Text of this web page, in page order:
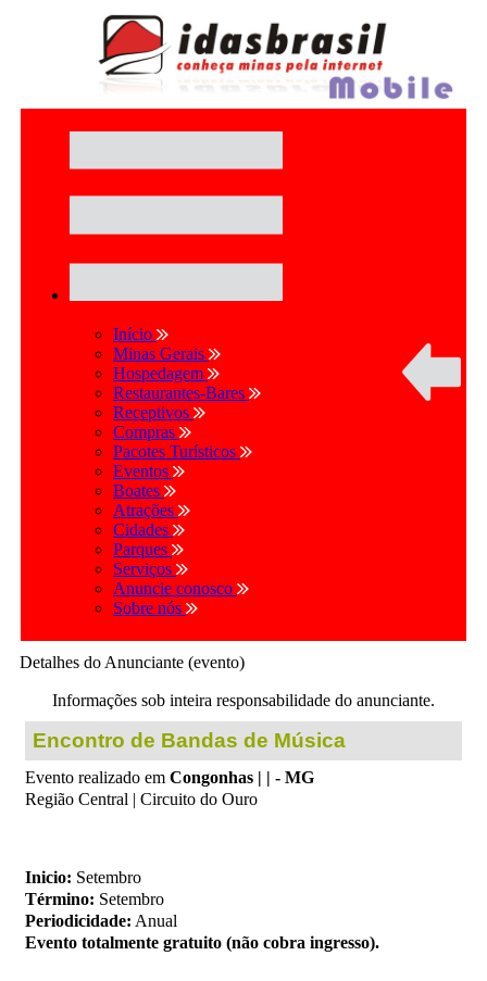
Início
Minas Gerais
Hospedagem
Restaurantes-Bares
Receptivos
Compras
Pacotes Turísticos
Eventos
Boates
Atrações
Cidades
Parques
Serviços
Anuncie conosco
Sobre nós
Detalhes do Anunciante (evento)
Informações sob inteira responsabilidade do anunciante.
Encontro de Bandas de Música
Evento realizado em Congonhas | | - MG
Região Central | Circuito do Ouro
Inicio: Setembro
Término: Setembro
Periodicidade: Anual
Evento totalmente gratuito (não cobra ingresso).